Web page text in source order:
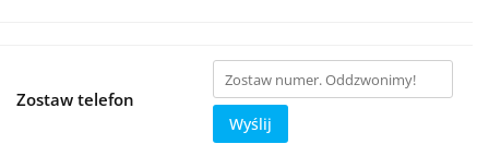
Zostaw telefon
Wyślij